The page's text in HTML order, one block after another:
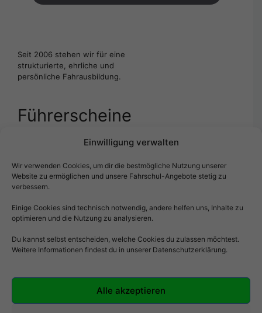
Einwilligung verwalten
Wir verwenden Cookies, um dir die bestmögliche Nutzung unserer
Website zu ermöglichen und unsere Fahrschul-Angebote stetig zu
verbessern.
Einige Cookies sind technisch notwendig, andere helfen uns, Inhalte zu
optimieren und die Nutzung zu analysieren.
Du kannst selbst entscheiden, welche Cookies du zulassen möchtest.
Weitere Informationen findest du in unserer Datenschutzerklärung.
Alle akzeptieren
Seit 2006 stehen wir für eine
strukturierte, ehrliche und
persönliche Fahrausbildung.
Führerscheine
Motorrad (A / A2 / A1)
Anhänger (BE)
Roller (AM)
Service & Rechtliches
Datenschutz